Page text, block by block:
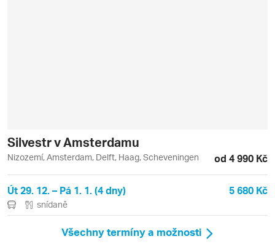
Silvestr v Amsterdamu
Nizozemí, Amsterdam, Delft, Haag, Scheveningen od 4 990 Kč
Út 29. 12. – Pá 1. 1. (4 dny) 5 680 Kč
snídaně
Všechny termíny a možnosti